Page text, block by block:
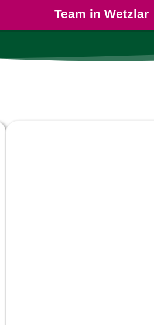
Team in Wetzlar